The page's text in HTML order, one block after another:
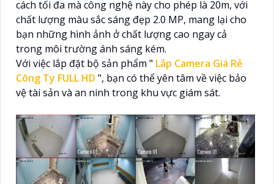
cách tối đa mà công nghệ này cho phép là 20m, với
chất lượng màu sắc sáng đẹp 2.0 MP, mang lại cho
bạn những hình ảnh ở chất lượng cao ngay cả
trong môi trường ánh sáng kém.
Với việc lắp đặt bộ sản phẩm " Lắp Camera Giá Rẻ
Công Ty FULL HD ", bạn có thể yên tâm về việc bảo
vệ tài sản và an ninh trong khu vực giám sát.